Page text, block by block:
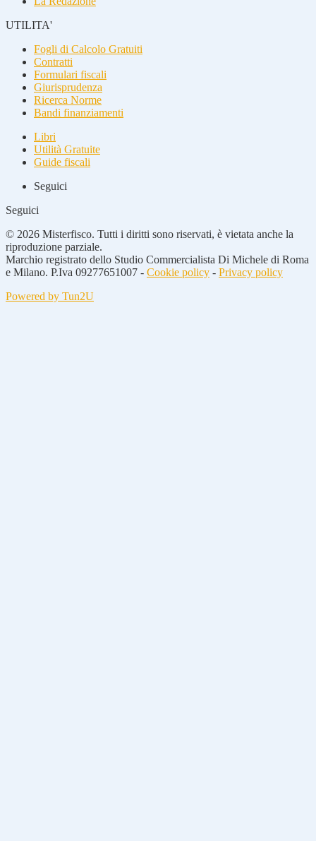
UTILITA'
Fogli di Calcolo Gratuiti
Contratti
Formulari fiscali
Giurisprudenza
Ricerca Norme
Bandi finanziamenti
Libri
Utilità Gratuite
Guide fiscali
Seguici
Seguici
© 2026 Misterfisco. Tutti i diritti sono riservati, è vietata anche la
riproduzione parziale.
Marchio registrato dello Studio Commercialista Di Michele di Roma
e Milano. P.Iva 09277651007 - Cookie policy - Privacy policy
Powered by Tun2U